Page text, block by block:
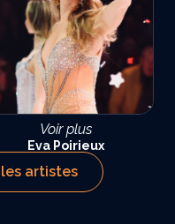
Voir plus
Eva Poirieux
les artistes